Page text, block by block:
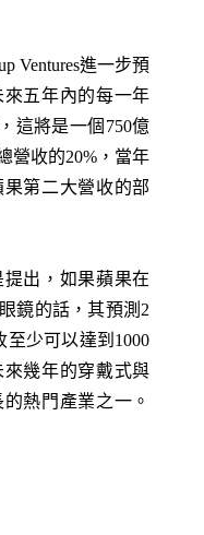
Ventures進一步預
五年內的每一年
這將是一個750億
營收的20%，當年
第二大營收的部
提出，如果蘋果在
鏡的話，其預測2
至少可以達到1000
幾年的穿戴式與
熱門產業之一。